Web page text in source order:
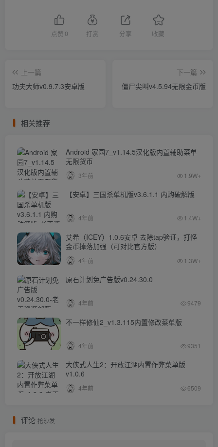
点赞 0 打赏 分享 收藏
上一篇
功夫大师v0.9.7.3安卓版
下一篇
僵尸尖叫v4.5.94无限金币版
相关推荐
Android 家园7_v1.14.5汉化版内置辅助菜单
无限货币
3年前 1.9W+
【安卓】三国杀单机版v3.6.1.1 内购破解版
4年前 1.4W+
艾希（ICEY）1.0.6安卓 去除tap验证，打怪
金币掉落加强（可对比官方版）
4年前 1.3W+
原石计划免广告版v0.24.30.0
4年前 9479
不一样修仙2_v1.3.115内置修改菜单版
4年前 9351
大侠式人生2：开放江湖内置作弊菜单版
v1.0.6
4年前 6509
评论 抢沙发